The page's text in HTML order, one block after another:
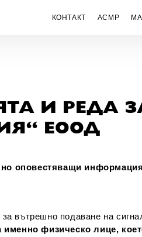
КОНТАКТ ACMP
И РЕДА
ЕООД
оповестяващи
за вътрешно подаване на
именно физическо лице,